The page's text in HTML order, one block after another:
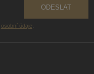
ODESLAT
osobní údaje